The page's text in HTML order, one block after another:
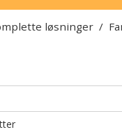
løsninger /